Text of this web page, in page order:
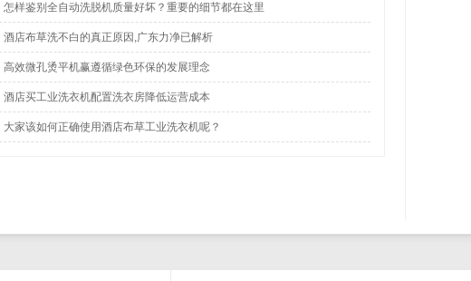
怎样鉴别全自动洗脱机质量好坏？重要的细节都在这里
酒店布草洗不白的真正原因,广东力净已解析
高效微孔烫平机赢遵循绿色环保的发展理念
酒店买工业洗衣机配置洗衣房降低运营成本
大家该如何正确使用酒店布草工业洗衣机呢？